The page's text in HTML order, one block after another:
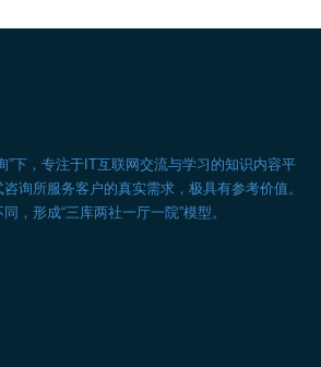
”下，专注于IT互联网交流与学习的知识内容平
询所服务客户的真实需求，极具有参考价值。
，形成“三库两社一厅一院”模型。